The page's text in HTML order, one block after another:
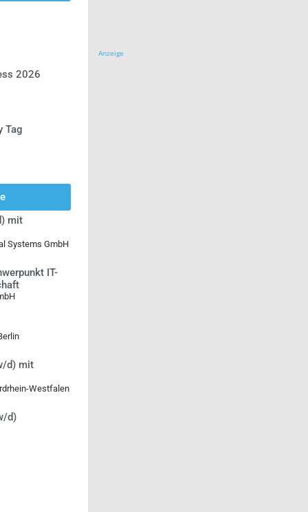
2026
Tag
mit
Systems GmbH
IT-
d) mit
Westfalen
d)
Anzeige